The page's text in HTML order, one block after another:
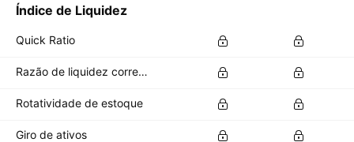
Índice de Liquidez
Quick Ratio
Razão de liquidez corrente
Rotatividade de estoque
Giro de ativos